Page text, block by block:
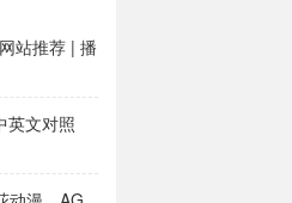
站推荐 | 播
英文对照